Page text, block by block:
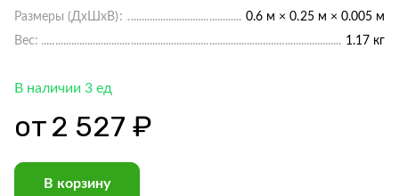
Размеры (ДхШхВ):
0.6 м × 0.25 м × 0.005 м
Вес:
1.17 кг
В наличии 3 ед
от2 527 ₽
В корзину